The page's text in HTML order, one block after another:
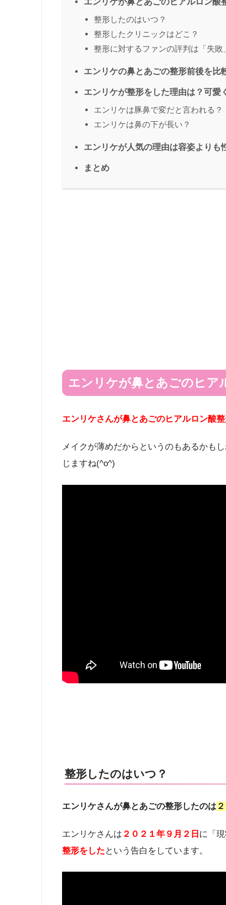
エンリケが鼻とあごのヒアルロン酸
整形したのはいつ？
整形したクリニックはどこ？
整形に対するファンの評判は「失敗
エンリケの鼻とあごの整形前後を比
エンリケが整形をした理由は？可愛
エンリケは豚鼻で変だと言われる？
エンリケは鼻の下が長い？
エンリケが人気の理由は容姿よりも
まとめ
エンリケが鼻とあごのヒア
エンリケさんが鼻とあごのヒアルロン酸
メイクが薄めだからというのもあるかも
じますね(^o^)
整形したのはいつ？
エンリケさんが鼻とあごの整形したのは
エンリケさんは ２０２１年９月２日 に「
整形をした という告白をしています。